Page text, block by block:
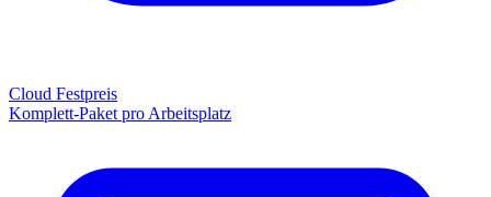
Cloud Festpreis
Komplett-Paket pro Arbeitsplatz